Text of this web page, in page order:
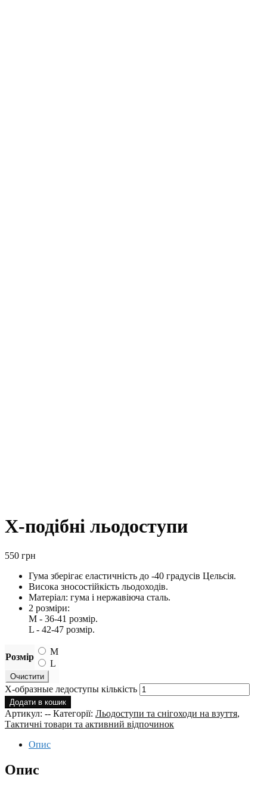
Х-подібні льодоступи
550 грн
Гума зберігає еластичність до -40 градусів Цельсія.
Висока зносостійкість льодоходів.
Матеріал: гума і нержавіюча сталь.
2 розміри:
M - 36-41 розмір.
L - 42-47 розмір.
Розмір
M
L
Очистити
Х-образные ледоступы кількість
Додати в кошик
Артикул: -- Категорії: Льодоступи та снігоходи на взуття,
Тактичні товари та активний відпочинок
Опис
Опис